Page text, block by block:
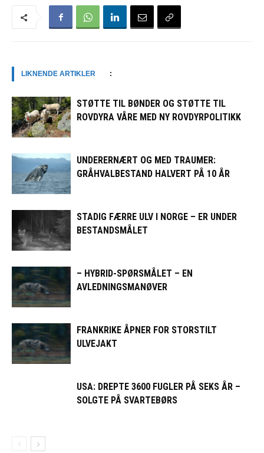
LIKNENDE ARTIKLER :
STØTTE TIL BØNDER OG STØTTE TIL
ROVDYRA VÅRE MED NY ROVDYRPOLITIKK
UNDERERNÆRT OG MED TRAUMER:
GRÅHVALBESTAND HALVERT PÅ 10 ÅR
STADIG FÆRRE ULV I NORGE – ER UNDER
BESTANDSMÅLET
– HYBRID-SPØRSMÅLET – EN
AVLEDNINGSMANØVER
FRANKRIKE ÅPNER FOR STORSTILT
ULVEJAKT
USA: DREPTE 3600 FUGLER PÅ SEKS ÅR –
SOLGTE PÅ SVARTEBØRS